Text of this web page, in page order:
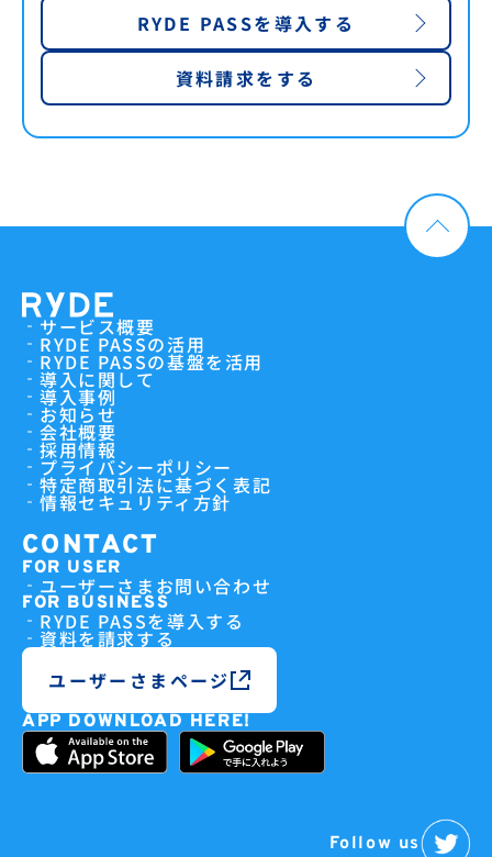
RYDE PASSを導入する
資料請求をする
サービス概要
RYDE PASSの活用
RYDE PASSの基盤を活用
導入に関して
導入事例
お知らせ
会社概要
採用情報
プライバシーポリシー
特定商取引法に基づく表記
情報セキュリティ方針
CONTACT
FOR USER
ユーザーさまお問い合わせ
FOR BUSINESS
RYDE PASSを導入する
資料を請求する
ユーザーさまページ
APP DOWNLOAD HERE!
Follow us